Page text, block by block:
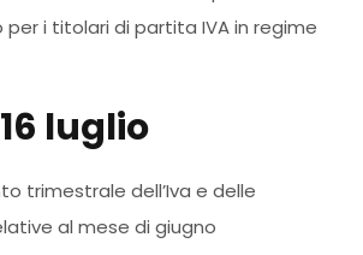
per i titolari di partita IVA in regime
luglio
trimestrale dell’Iva e delle
al mese di giugno